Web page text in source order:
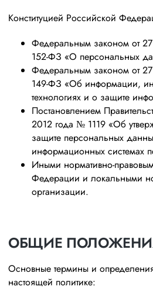
Конституцией Российской
Федеральным законом от
152-ФЗ «О персональных
Федеральным законом от
149-ФЗ «Об информации,
технологиях и о защите
Постановлением
2012 года № 1119 «Об
защите персональных
информационных системах
Иными нормативно-
Федерации и локальными
организации.
ОБЩИЕ
Основные термины и
настоящей политике: